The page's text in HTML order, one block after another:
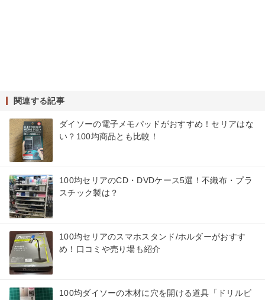
関連する記事
ダイソーの電子メモパッドがおすすめ！セリアはな
い？100均商品とも比較！
100均セリアのCD・DVDケース5選！不織布・プラ
スチック製は？
100均セリアのスマホスタンド/ホルダーがおすす
め！口コミや売り場も紹介
100均ダイソーの木材に穴を開ける道具「ドリルビ